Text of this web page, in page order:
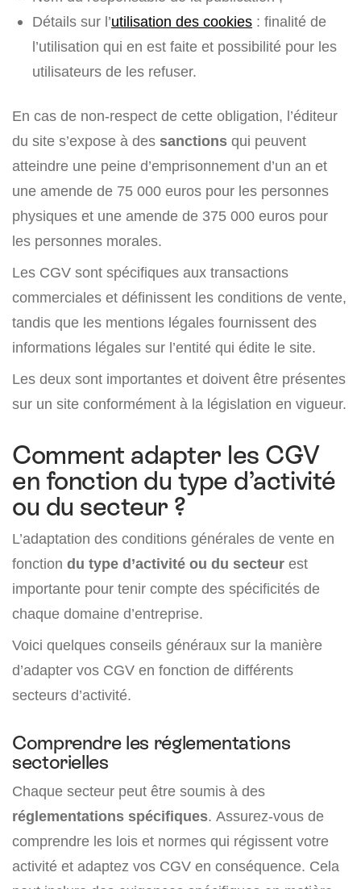
Détails sur l’utilisation des cookies : finalité de
l’utilisation qui en est faite et possibilité pour les
utilisateurs de les refuser.
En cas de non-respect de cette obligation, l’éditeur
du site s’expose à des sanctions qui peuvent
atteindre une peine d’emprisonnement d’un an et
une amende de 75 000 euros pour les personnes
physiques et une amende de 375 000 euros pour
les personnes morales.
Les CGV sont spécifiques aux transactions
commerciales et définissent les conditions de vente,
tandis que les mentions légales fournissent des
informations légales sur l’entité qui édite le site.
Les deux sont importantes et doivent être présentes
sur un site conformément à la législation en vigueur.
Comment adapter les CGV
en fonction du type d’activité
ou du secteur ?
L’adaptation des conditions générales de vente en
fonction du type d’activité ou du secteur est
importante pour tenir compte des spécificités de
chaque domaine d’entreprise.
Voici quelques conseils généraux sur la manière
d’adapter vos CGV en fonction de différents
secteurs d’activité.
Comprendre les réglementations
sectorielles
Chaque secteur peut être soumis à des
réglementations spécifiques. Assurez-vous de
comprendre les lois et normes qui régissent votre
activité et adaptez vos CGV en conséquence. Cela